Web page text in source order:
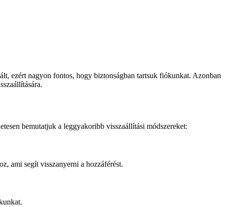
ezért nagyon fontos, hogy biztonságban tartsuk fiókunkat. Azonban
bemutatjuk a leggyakoribb visszaállítási módszereket:
ami segít visszanyerni a hozzáférést.